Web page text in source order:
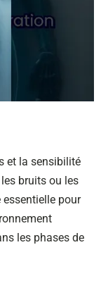
et la sensibilité
bruits ou les
pour
les phases de